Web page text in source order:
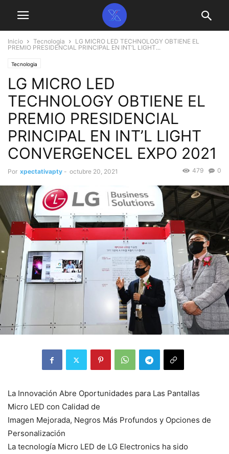
Inicio Tecnologia
LG MICRO LED TECHNOLOGY OBTIENE EL
PREMIO PRESIDENCIAL PRINCIPAL EN INT’L LIGHT...
Tecnologia
LG MICRO LED
TECHNOLOGY OBTIENE EL
PREMIO PRESIDENCIAL
PRINCIPAL EN INT’L LIGHT
CONVERGENCEL EXPO 2021
Por xpectativapty - octubre 20, 2021 0
479
La Innovación Abre Oportunidades para Las Pantallas
Micro LED con Calidad de
Imagen Mejorada, Negros Más Profundos y Opciones de
Personalización
La tecnología Micro LED de LG Electronics ha sido